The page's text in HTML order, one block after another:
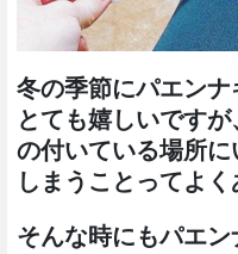
冬の季節にパエン
とても嬉しいです
の付いている場所
しまうことってよく
そんな時にもパエン